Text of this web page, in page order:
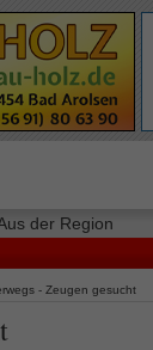
der Region
- Zeugen gesucht